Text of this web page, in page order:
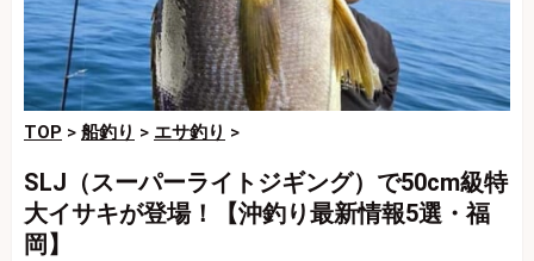
TOP > 船釣り > エサ釣り >
SLJ（スーパーライトジギング）で50cm級特
大イサキが登場！【沖釣り最新情報5選・福
岡】